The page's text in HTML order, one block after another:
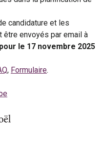
candidature et les
être envoyés par email à
pour le 17 novembre 2025
, Formulaire.